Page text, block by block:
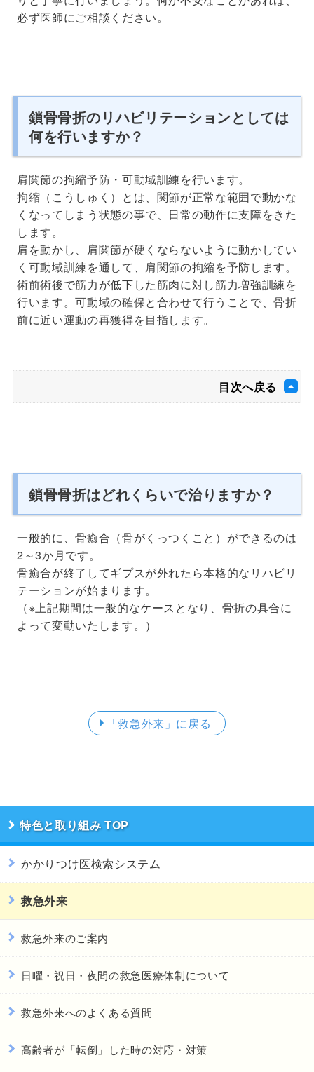
必ず医師にご相談ください。
鎖骨骨折のリハビリテーションとしては
何を行いますか？
肩関節の拘縮予防・可動域訓練を行います。
拘縮（こうしゅく）とは、関節が正常な範囲で動かな
くなってしまう状態の事で、日常の動作に支障をきた
します。
肩を動かし、肩関節が硬くならないように動かしてい
く可動域訓練を通して、肩関節の拘縮を予防します。
術前術後で筋力が低下した筋肉に対し筋力増強訓練を
行います。可動域の確保と合わせて行うことで、骨折
前に近い運動の再獲得を目指します。
目次へ戻る
鎖骨骨折はどれくらいで治りますか？
一般的に、骨癒合（骨がくっつくこと）ができるのは
2～3か月です。
骨癒合が終了してギプスが外れたら本格的なリハビリ
テーションが始まります。
（※上記期間は一般的なケースとなり、骨折の具合に
よって変動いたします。）
「救急外来」 に戻る
特色と取り組み
かかりつけ医検索システム
救急外来
救急外来のご案内
日曜・祝日・夜間の救急医療体制について
救急外来へのよくある質問
高齢者が「転倒」した時の対応・対策